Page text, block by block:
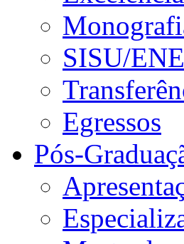
SISU/
Egressos
Pós-